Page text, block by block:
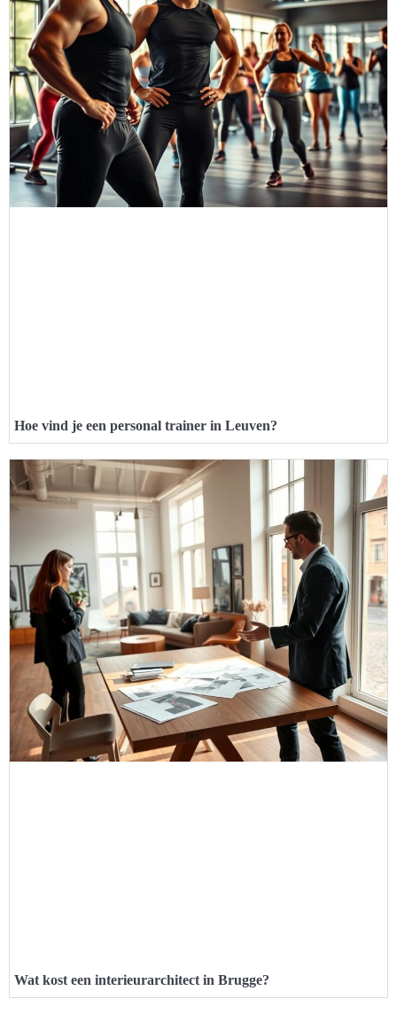
Hoe vind je een personal trainer in Leuven?
Wat kost een interieurarchitect in Brugge?